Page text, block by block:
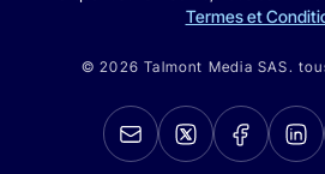
Termes et
© 2026 Talmont Media SAS.